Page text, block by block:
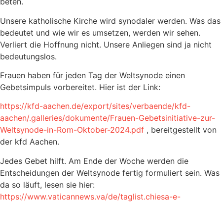
Unsere katholische Kirche wird synodaler werden. Was das
bedeutet und wie wir es umsetzen, werden wir sehen.
Verliert die Hoffnung nicht. Unsere Anliegen sind ja nicht
bedeutungslos.
Frauen haben für jeden Tag der Weltsynode einen
Gebetsimpuls vorbereitet. Hier ist der Link:
https://kfd-aachen.de/export/sites/verbaende/kfd-
aachen/.galleries/dokumente/Frauen-Gebetsinitiative-zur-
Weltsynode-in-Rom-Oktober-2024.pdf , bereitgestellt von
der kfd Aachen.
Jedes Gebet hilft. Am Ende der Woche werden die
Entscheidungen der Weltsynode fertig formuliert sein. Was
da so läuft, lesen sie hier:
https://www.vaticannews.va/de/taglist.chiesa-e-